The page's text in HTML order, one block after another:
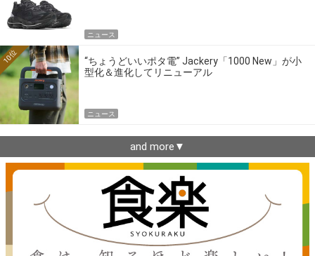
ニュース
“ちょうどいいポタ電” Jackery「1000 New」が小
型化＆進化してリニューアル
10位
ニュース
and more▼